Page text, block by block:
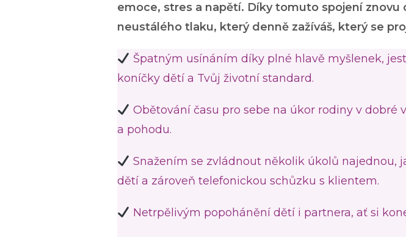
emoce, stres a napětí. Díky tomuto spojení znovu
neustálého tlaku, který denně zažíváš, který se
Špatným usínáním díky plné hlavě myšlenek,
koníčky dětí a Tvůj životní standard.
Obětování času pro sebe na úkor rodiny v
a pohodu.
Snažením se zvládnout několik úkolů najednou,
dětí a zároveň telefonickou schůzku s klientem.
Netrpělivým popohánění dětí i partnera, ať si